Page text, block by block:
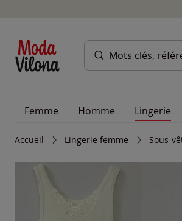
Femme Homme Lingerie
Accueil Lingerie femme Sous-